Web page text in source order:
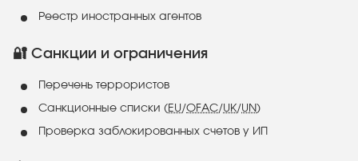
Реестр иностранных агентов
🔐 Санкции и ограничения
Перечень террористов
Санкционные списки (EU/OFAC/UK/UN)
Проверка заблокированных счетов у ИП